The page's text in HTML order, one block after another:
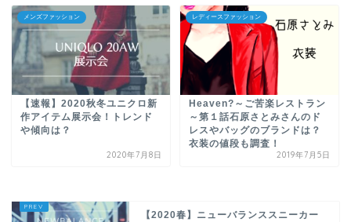
メンズファッション
【速報】2020秋冬ユニクロ新
作アイテム展示会！トレンド
や傾向は？
2020年7月8日
レディースファッション
Heaven?～ご苦楽レストラン
～第１話石原さとみさんのド
レスやバッグのブランドは？
衣装の値段も調査！
2019年7月5日
【2020春】ニューバランススニーカー